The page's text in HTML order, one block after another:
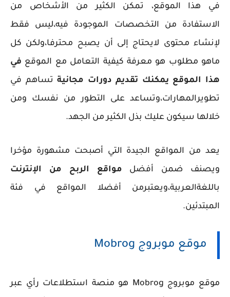
في هذا الموقع، تمكن الكثير من الأشخاص من
الاستفادة من التخصصات الموجودة فيه،ليس فقط
لإنشاء محتوى لايحتاج إلى أن يصبح محترفا،ولكن كل
ماهو مطلوب هو معرفة كيفية التعامل مع الموقع في
هذا الموقع يمكنك تقديم دورات مجانيةتساهم في
تطويرالمهارات،وتساعد على التطور من نفسك ومن
خلالها سيكون عليك بذل الكثير من الجهد.
يعد من المواقع الجيدة التي أصبحت مشهورة مؤخرا
ويصنف ضمن أفضل مواقع الربح من الإنترنت
باللغةالعربية،ويعتبرمن أفضلا المواقع في فئة
المبتدئين.
موقع موبروج Mobrog
موقع موبروج Mobrog هو منصة استطلاعات رأي عبر